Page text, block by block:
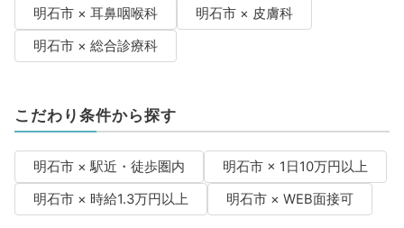
明石市 × 耳鼻咽喉科
明石市 × 皮膚科
明石市 × 総合診療科
こだわり条件から探す
明石市 × 駅近・徒歩圏内
明石市 × 1日10万円以上
明石市 × 時給1.3万円以上
明石市 × WEB面接可